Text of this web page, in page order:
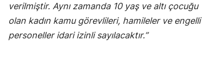
verilmiştir. Aynı zamanda 10 yaş ve altı çocuğu
olan kadın kamu görevlileri, hamileler ve engelli
personeller idari izinli sayılacaktır.”